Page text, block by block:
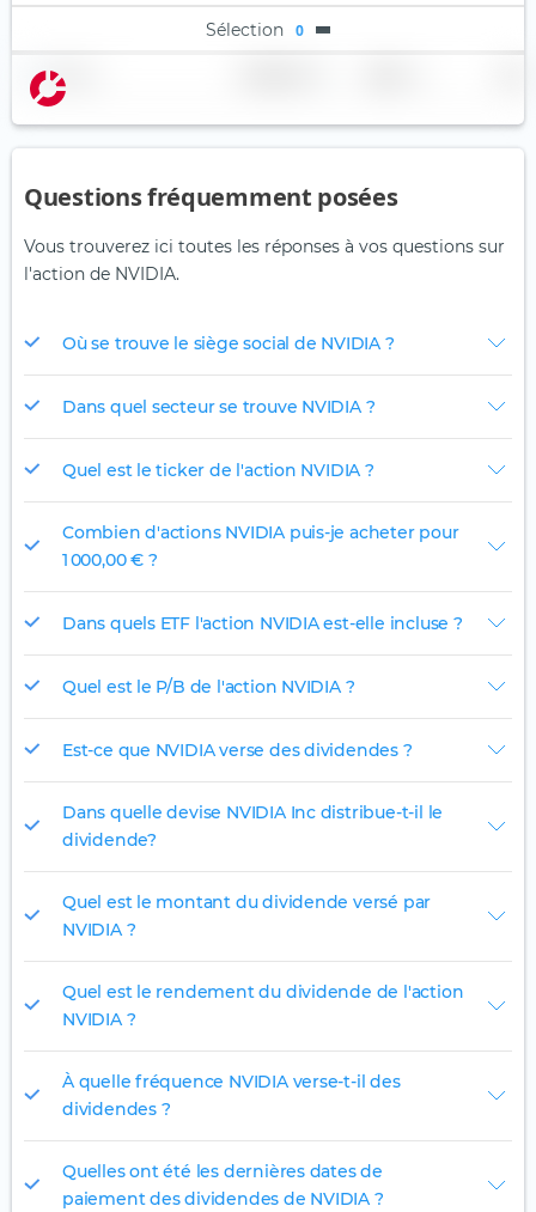
Sélection 0
Nom
Questions fréquemment posées
Vous trouverez ici toutes les réponses à vos questions sur
l'action de NVIDIA.
Où se trouve le siège social de NVIDIA ?
Dans quel secteur se trouve NVIDIA ?
Quel est le ticker de l'action NVIDIA ?
Combien d'actions NVIDIA puis-je acheter pour
1 000,00 € ?
Dans quels ETF l'action NVIDIA est-elle incluse ?
Quel est le P/B de l'action NVIDIA ?
Est-ce que NVIDIA verse des dividendes ?
Dans quelle devise NVIDIA Inc distribue-t-il le
dividende?
Quel est le montant du dividende versé par
NVIDIA ?
Quel est le rendement du dividende de l'action
NVIDIA ?
À quelle fréquence NVIDIA verse-t-il des
dividendes ?
Quelles ont été les dernières dates de
paiement des dividendes de NVIDIA ?